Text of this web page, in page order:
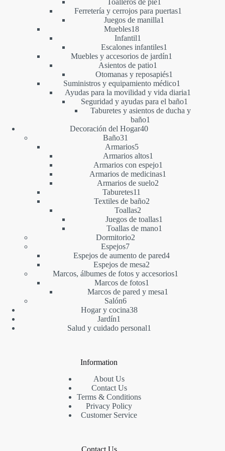
Toalleros de pie1
producto
Ferretería y cerrojos para puertas1
Juegos de manilla1
Muebles1818
productos
Infantil1
producto
Escalones infantiles1
producto
Muebles y accesorios de jardín1
Asientos de patio1
producto
Otomanas y reposapiés1
producto
Suministros y equipamiento médico1
producto
Ayudas para la movilidad y vida diaria1
Seguridad y ayudas para el baño1
producto
Taburetes y asientos de ducha y
baño1
Decoración del Hogar4040
Baño31
productos
Armarios55
productos
Armarios altos1
producto
Armarios con espejo1
producto
Armarios de medicinas1
Armarios de suelo2
Taburetes11
productos
Textiles de baño22
Toallas2
productos
Juegos de toallas1
Toallas de mano1
Dormitorio22
Espejos77
productos
Espejos de aumento de pared44
Espejos de mesa2
productos
Marcos, álbumes de fotos y accesorios1
Marcos de fotos1
producto
Marcos de pared y mesa1
Salón66
productos
Hogar y cocina3838
Jardín1
producto
Salud y cuidado personal1
Information
About Us
Contact Us
Terms & Conditions
Privacy Policy
Customer Service